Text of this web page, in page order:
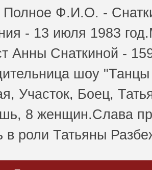
Ф.И.О. -
- 13 июля 1983
Анны Снаткиной -
шоу "Танцы
Участок, Боец,
8 женщин.Слава
в роли Татьяны